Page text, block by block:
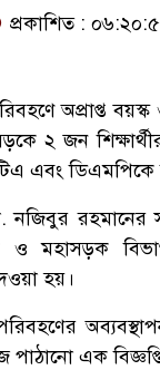
প্রকাশিত :
অপ্রাপ্ত
২ জন
এবং ডিএমপিকে
নজিবুর রহমানের
মহাসড়ক
হয়।
এক